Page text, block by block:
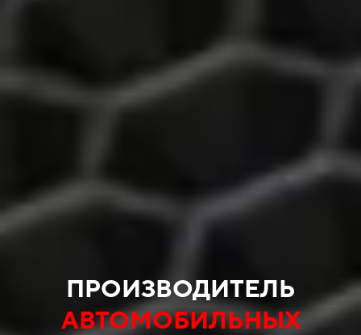
ПРОИЗВОДИТЕЛЬ
АВТОМОБИЛЬНЫХ